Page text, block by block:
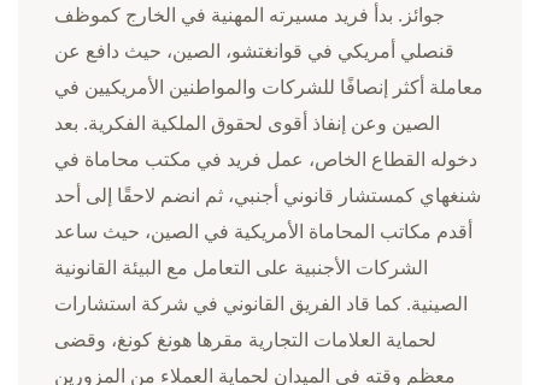
جوائز. بدأ فريد مسيرته المهنية في الخارج كموظف
قنصلي أمريكي في قوانغتشو، الصين، حيث دافع عن
معاملة أكثر إنصافًا للشركات والمواطنين الأمريكيين في
الصين وعن إنفاذ أقوى لحقوق الملكية الفكرية. بعد
دخوله القطاع الخاص، عمل فريد في مكتب محاماة في
شنغهاي كمستشار قانوني أجنبي، ثم انضم لاحقًا إلى أحد
أقدم مكاتب المحاماة الأمريكية في الصين، حيث ساعد
الشركات الأجنبية على التعامل مع البيئة القانونية
الصينية. كما قاد الفريق القانوني في شركة استشارات
لحماية العلامات التجارية مقرها هونغ كونغ، وقضى
معظم وقته في الميدان لحماية العملاء من المزورين